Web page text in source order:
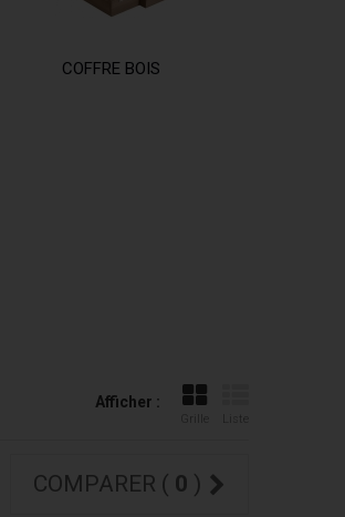
COFFRE BOIS
Afficher :
Grille Liste
COMPARER ( 0 )